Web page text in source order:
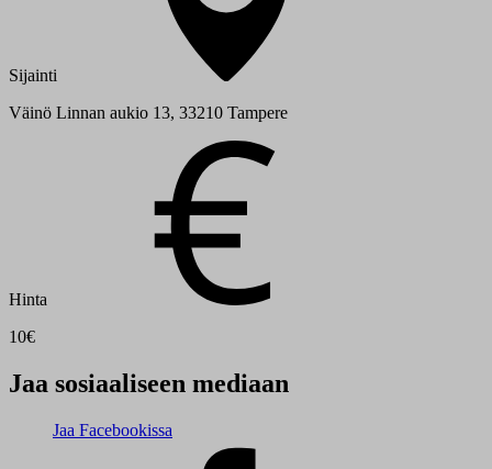
Sijainti
Väinö Linnan aukio 13, 33210 Tampere
Hinta
10€
Jaa sosiaaliseen mediaan
Jaa Facebookissa